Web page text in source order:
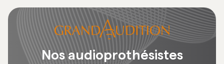
Nos audioprothésistes